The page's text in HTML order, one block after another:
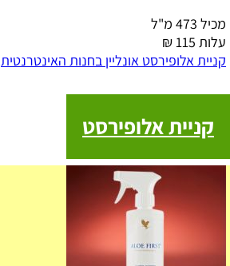
מכיל 473 מ"ל
עלות 115 ₪
קניית אלופירסט אונליין בחנות האינטרנטית
קניית אלופירסט